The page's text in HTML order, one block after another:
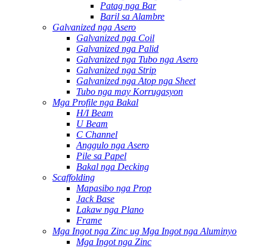
Patag nga Bar
Baril sa Alambre
Galvanized nga Asero
Galvanized nga Coil
Galvanized nga Palid
Galvanized nga Tubo nga Asero
Galvanized nga Strip
Galvanized nga Atop nga Sheet
Tubo nga may Korrugasyon
Mga Profile nga Bakal
H/I Beam
U Beam
C Channel
Anggulo nga Asero
Pile sa Papel
Bakal nga Decking
Scaffolding
Mapasibo nga Prop
Jack Base
Lakaw nga Plano
Frame
Mga Ingot nga Zinc ug Mga Ingot nga Aluminyo
Mga Ingot nga Zinc